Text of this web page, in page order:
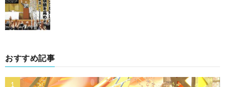
おすすめ記事